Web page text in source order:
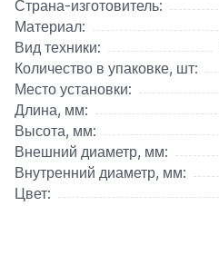
Страна-изготовитель:
Материал:
Вид техники:
Количество в упаковке, шт:
Место установки:
Длина, мм:
Высота, мм:
Внешний диаметр, мм:
Внутренний диаметр, мм:
Цвет: